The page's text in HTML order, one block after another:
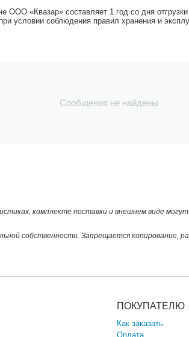
ООО «Квазар» составляет 1 год со дня
условии соблюдения правил хранения и
Сообщения не найдены
комплекте поставки и внешнем виде
собственности. Запрещается копирование,
ПОКУПАТЕЛЮ
Как заказать
Оплата